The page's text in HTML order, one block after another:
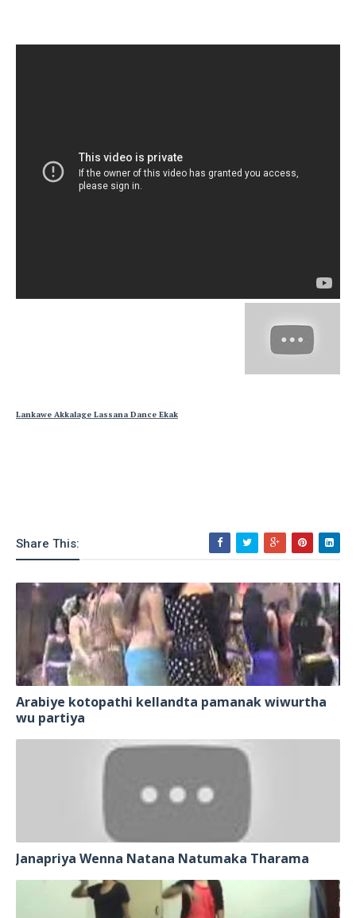
Lankawe Akkalage Lassana Dance Ekak
Share This:
Arabiye kotopathi kellandta pamanak wiwurtha
wu partiya
Janapriya Wenna Natana Natumaka Tharama